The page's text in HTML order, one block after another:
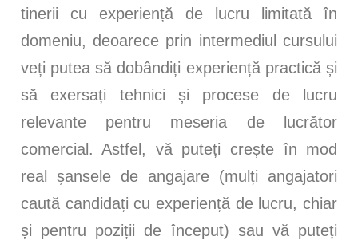
tinerii cu experiență de lucru limitată în
domeniu, deoarece prin intermediul cursului
veți putea să dobândiți experiență practică și
să exersați tehnici și procese de lucru
relevante pentru meseria de lucrător
comercial. Astfel, vă puteți crește în mod
real șansele de angajare (mulți angajatori
caută candidați cu experiență de lucru, chiar
și pentru poziții de început) sau vă puteți